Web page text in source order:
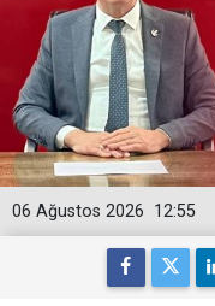
12:55
06 Ağustos 2026